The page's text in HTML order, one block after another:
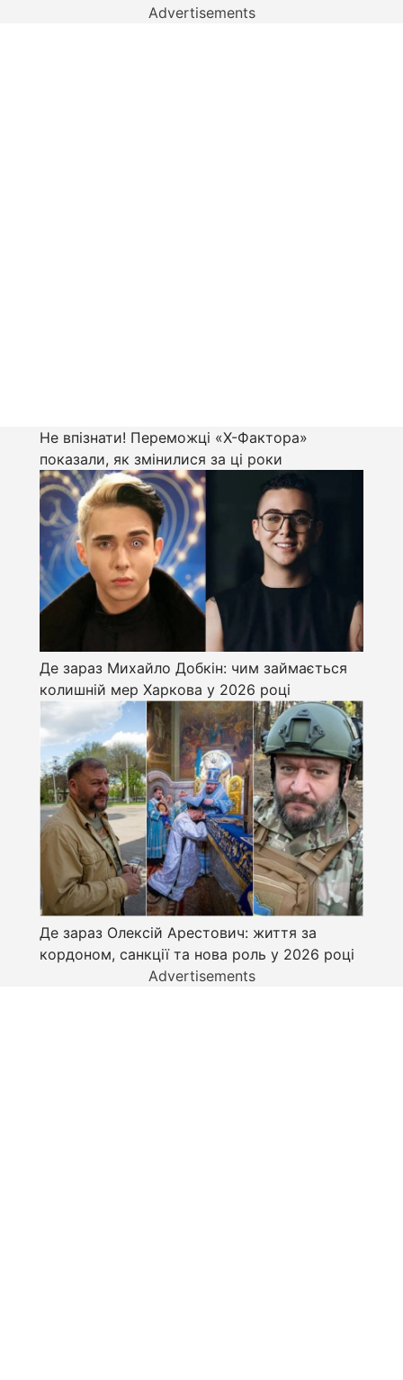
Advertisements
Не впізнати! Переможці «Х-Фактора»
показали, як змінилися за ці роки
Де зараз Михайло Добкін: чим займається
колишній мер Харкова у 2026 році
Де зараз Олексій Арестович: життя за
кордоном, санкції та нова роль у 2026 році
Advertisements